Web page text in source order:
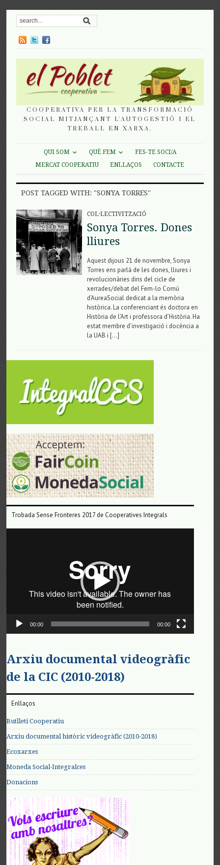
COOPERATIVA PER LA TRANSFORMACIÓ
SOCIAL MITJANÇANT L'AUTOGESTIÓ I EL
TREBALL EN XARXA.
QUI SOM QUÈ FEM
FES-TE SOCI/A
MERCAT COOPERATIU
ENLLAÇOS CONTACTE
POST TAGGED WITH: "SONYA TORRES"
COL·LECTIVITZACIÓ
Sonya Torres. Dones
lliures
Aquest dijous 21 de novembre, Sonya
Torres ens parlà de les dones, lliures i
revolucionàries dins del cicle de
xerrades/debat del Fem-lo Comú
d’AureaSocial dedicat a la memòria
històrica. La conferenciant és doctora en
Història de l’Art i professora d’Història. Ha
estat membre d’investigació i docència a
la UAB i […]
Trobada Sense Fronteres 2017 de Cooperatives Integrals
00:00 00:00
Arxiu documental videogràfic
de la CIC (2010-2018)
Enllaços
Butlletí Cooperatiu
Arxiu documental històric videogràfic (2010-2018)
Ecoxarxes
Moneda Social-Integralces
Donacions